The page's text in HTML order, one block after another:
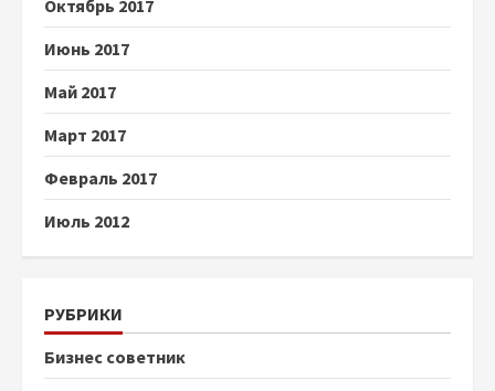
Октябрь 2017
Июнь 2017
Май 2017
Март 2017
Февраль 2017
Июль 2012
РУБРИКИ
Бизнес советник